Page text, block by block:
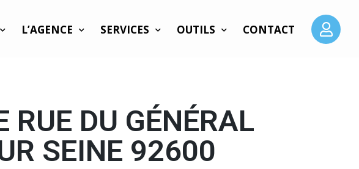
L’AGENCE SERVICES OUTILS CONTACT
DU GÉNÉRAL
SEINE 92600